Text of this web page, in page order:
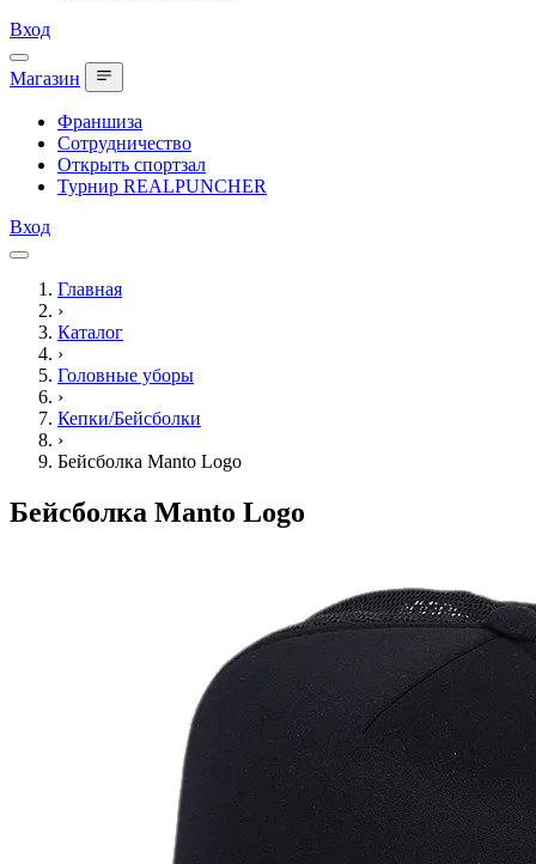
Вход
Магазин
Франшиза
Сотрудничество
Открыть спортзал
Турнир REALPUNCHER
Вход
Главная
›
Каталог
›
Головные уборы
›
Кепки/Бейсболки
›
Бейсболка Manto Logo
Бейсболка Manto Logo